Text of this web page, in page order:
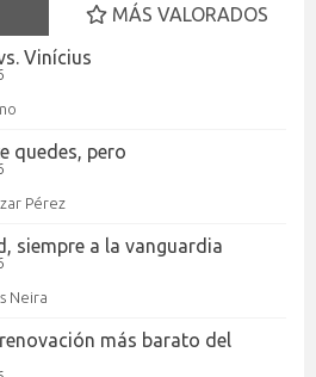
MÁS VALORADOS
Vinícius
quedes, pero
Pérez
siempre a la vanguardia
Neira
más barato del